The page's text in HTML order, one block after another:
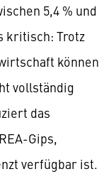
5,4 % und
kritisch: Trotz
können
vollständig
das
Gips,
verfügbar ist.